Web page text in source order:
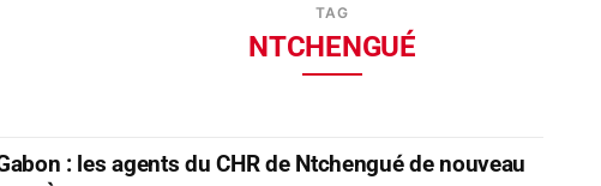
TAG
NTCHENGUÉ
: les agents du CHR de Ntchengué de nouveau